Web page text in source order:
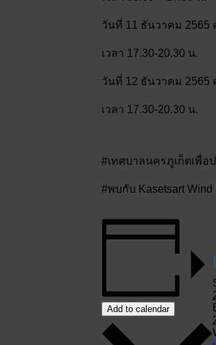
วันที่ 11 ธันวาคม 2565
เวลา 17.30-20.30 น.
วันที่ 12 ธันวาคม 2565
เวลา 17.30-20.30 น.
#เทศบาลนครภูเก็ตเพื่อ
#พบกับ Kasetsart Wind
Add to calendar